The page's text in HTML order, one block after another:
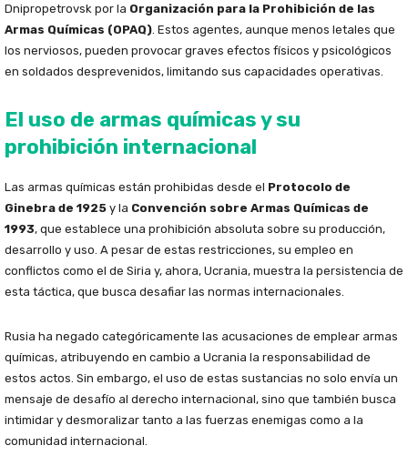
Dnipropetrovsk por la Organización para la Prohibición de las
Armas Químicas (OPAQ). Estos agentes, aunque menos letales que
los nerviosos, pueden provocar graves efectos físicos y psicológicos
en soldados desprevenidos, limitando sus capacidades operativas.
El uso de armas químicas y su
prohibición internacional
Las armas químicas están prohibidas desde el Protocolo de
Ginebra de 1925 y la Convención sobre Armas Químicas de
1993, que establece una prohibición absoluta sobre su producción,
desarrollo y uso. A pesar de estas restricciones, su empleo en
conflictos como el de Siria y, ahora, Ucrania, muestra la persistencia de
esta táctica, que busca desafiar las normas internacionales.
Rusia ha negado categóricamente las acusaciones de emplear armas
químicas, atribuyendo en cambio a Ucrania la responsabilidad de
estos actos. Sin embargo, el uso de estas sustancias no solo envía un
mensaje de desafío al derecho internacional, sino que también busca
intimidar y desmoralizar tanto a las fuerzas enemigas como a la
comunidad internacional.